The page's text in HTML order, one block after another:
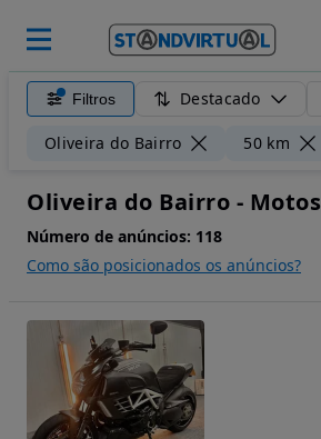
Filtros Destacado
Oliveira do Bairro 50 km
Oliveira do Bairro - Motos
Número de anúncios: 118
Como são posicionados os anúncios?